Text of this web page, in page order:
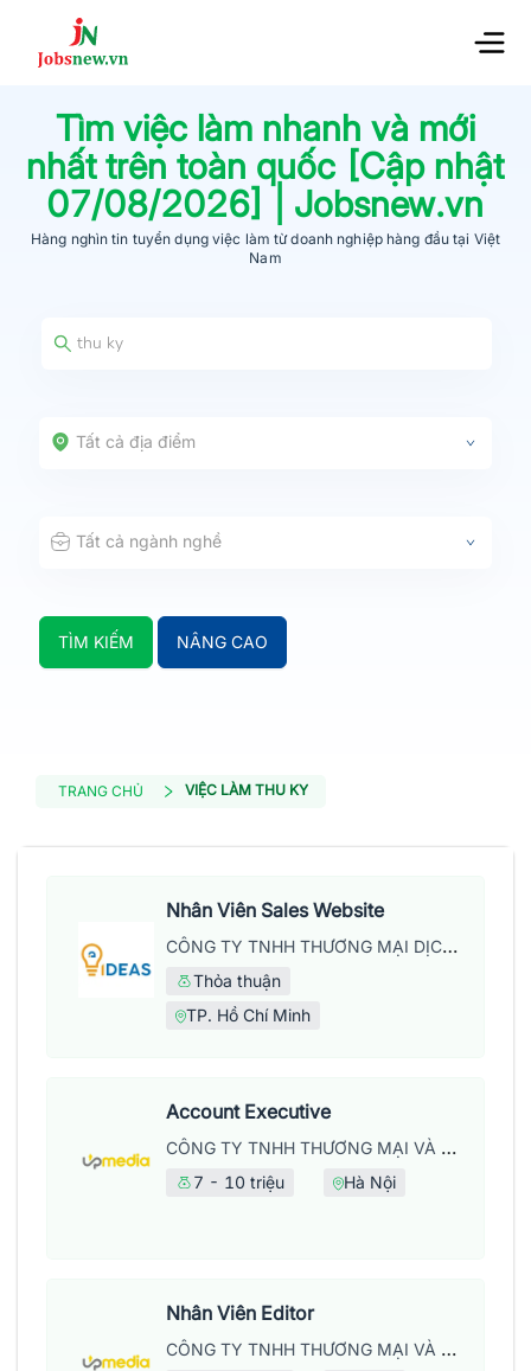
Tìm việc làm nhanh và mới
nhất trên toàn quốc [Cập nhật
07/08/2026] | Jobsnew.vn
Hàng nghìn tin tuyển dụng việc làm từdoanh nghiệp hàng đầu tại Việt
Nam
Tất cả địa điểm
Tất cả ngành nghề
TÌM KIẾM NÂNG CAO
TRANG CHỦ VIỆC LÀM THU KY
Nhân Viên Sales Website
CÔNG TY TNHH THƯƠNG MẠI DỊCH VỤ WEB IDEAS
Thỏa thuận
TP. Hồ Chí Minh
Account Executive
CÔNG TY TNHH THƯƠNG MẠI VÀ DỊCH VỤ UPMEDIA
7 - 10 triệu Hà Nội
Nhân Viên Editor
CÔNG TY TNHH THƯƠNG MẠI VÀ DỊCH VỤ UPMEDIA